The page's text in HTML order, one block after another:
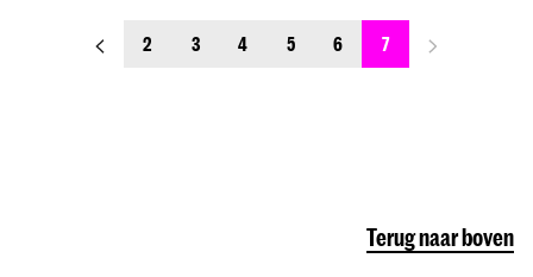
previous_page
2 3 4 5 6 7 next_page
Terug naar boven